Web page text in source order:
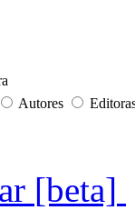
Autores
[beta]